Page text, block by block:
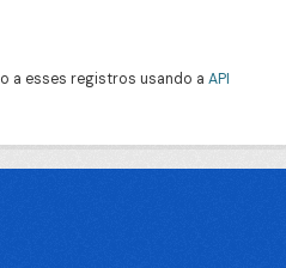
a esses registros usando a API